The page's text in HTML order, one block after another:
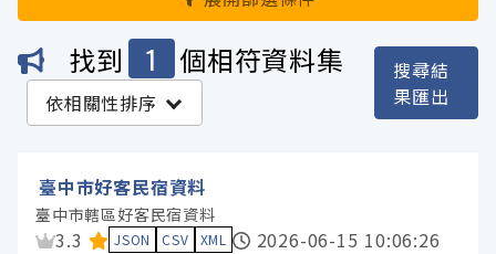
機關
服務分類
找到 1 個相符資料集
依相關性排序
搜尋結
果匯出
臺中市好客民宿資料
臺中市轄區好客民宿資料
資料集評分：
3.3 JSON CSV XML 2026-06-15 10:06:26